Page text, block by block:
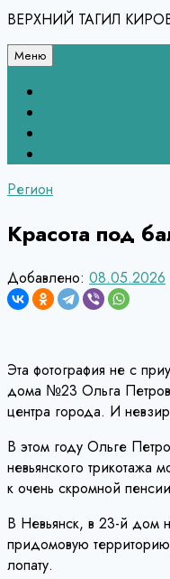
ВЕРХНИЙ ТАГИЛ
Меню
Регион
Красота под
Добавлено: 08.05.2026
Эта фотография не с
дома №23 Ольга
центра города. И
В этом году Ольге
невьянского трикотажа
к очень скромной
В Невьянск, в 23-й дом
придомовую
лопату.